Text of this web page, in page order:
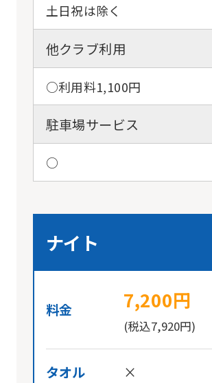
土日祝は除く
他クラブ利用
○利用料1,100円
駐車場サービス
○
ナイト
料金 7,200円
(税込7,920円)
タオル ×